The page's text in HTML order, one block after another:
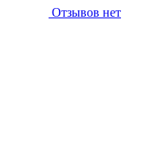
Отзывов нет